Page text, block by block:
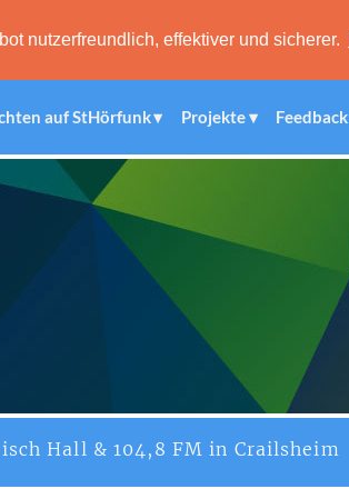
nutzerfreundlich, effektiver und sicherer.
auf StHörfunk Projekte Feedback
Hall & 104,8 FM in Crailsheim